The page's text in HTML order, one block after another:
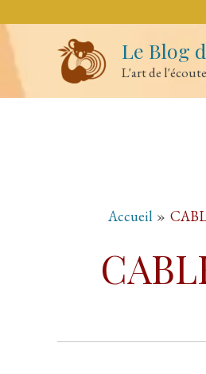
au
contenu
Le Blog
L'art de l'écoute
Accueil